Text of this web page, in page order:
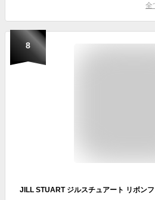
全
8